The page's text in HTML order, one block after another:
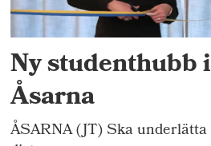
Ny studenthubb
Åsarna
ÅSARNA (JT) Ska